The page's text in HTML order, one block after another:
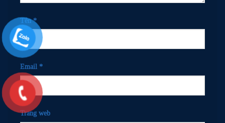
Tên*
Email *
Trang web